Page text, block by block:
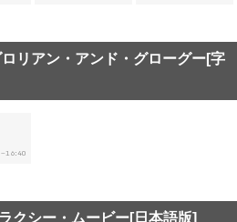
リアン・アンド・グローグー[字
~16:40
クシー・ムービー[日本語版]